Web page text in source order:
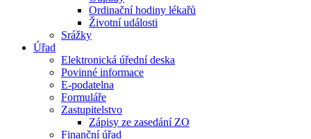
Ordinační hodiny lékařů
Životní události
Srážky
Úřad
Elektronická úřední deska
Povinné informace
E-podatelna
Formuláře
Zastupitelstvo
Zápisy ze zasedání ZO
Finanční úřad